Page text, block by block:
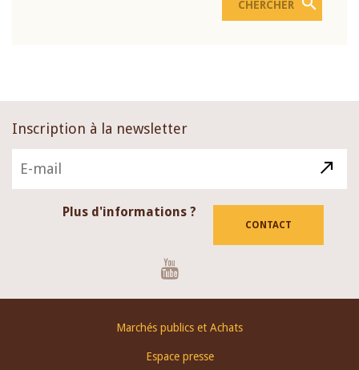
Inscription à la newsletter
Plus d'informations ?
CONTACT
Marchés publics et Achats
Espace presse